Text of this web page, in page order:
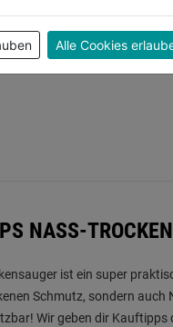
NASS-
ist ein super
Schmutz, sondern auch
Wir geben dir Kauftipps
Alle Cookies